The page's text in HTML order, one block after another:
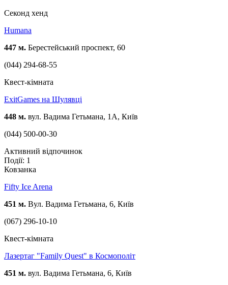
Cеконд хенд
Humana
447 м. Берестейський проспект, 60
(044) 294-68-55
Квест-кімната
ExitGames на Шулявці
448 м. вул. Вадима Гетьмана, 1А, Київ
(044) 500-00-30
Активний відпочинок
Події: 1
Ковзанка
Fifty Ice Arena
451 м. Вул. Вадима Гетьмана, 6, Київ
(067) 296-10-10
Квест-кімната
Лазертаг "Family Quest" в Космополіт
451 м. вул. Вадима Гетьмана, 6, Київ